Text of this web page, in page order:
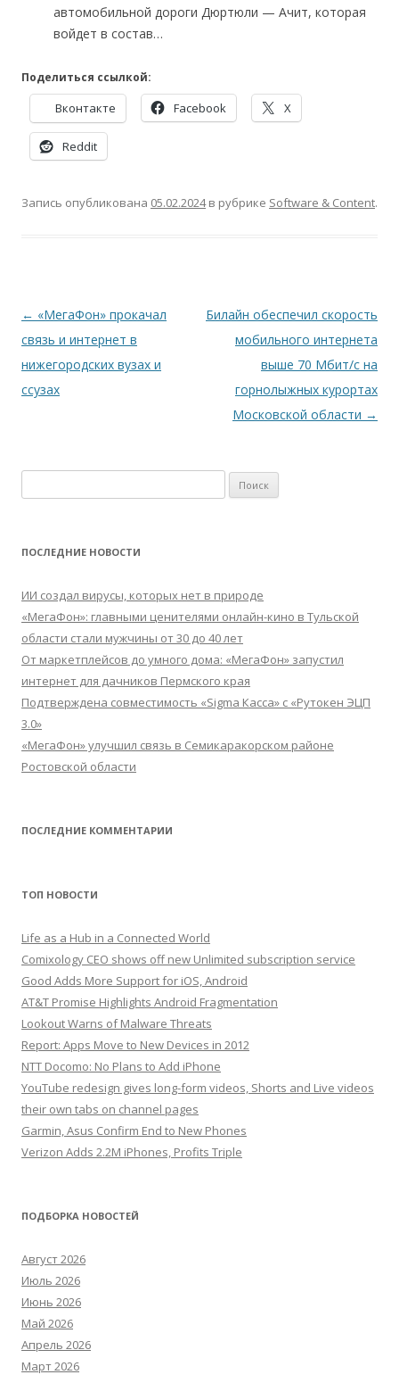
автомобильной дороги Дюртюли — Ачит, которая
войдет в состав…
Поделиться ссылкой:
Вконтакте Facebook X
Reddit
Запись опубликована 05.02.2024в рубрике Software & Content.
Навигация
по
записям
← «МегаФон» прокачал
связь и интернет в
нижегородских вузах и
сcузах
Билайн обеспечил скорость
мобильного интернета
выше 70 Мбит/с на
горнолыжных курортах
Московской области →
ПОСЛЕДНИЕ НОВОСТИ
ИИ создал вирусы, которых нет в природе
«МегаФон»: главными ценителями онлайн-кино в Тульской
области стали мужчины от 30 до 40 лет
От маркетплейсов до умного дома: «МегаФон» запустил
интернет для дачников Пермского края
Подтверждена совместимость «Sigma Касса» с «Рутокен ЭЦП
3.0»
«МегаФон» улучшил связь в Семикаракорском районе
Ростовской области
ПОСЛЕДНИЕ КОММЕНТАРИИ
ТОП НОВОСТИ
Life as a Hub in a Connected World
Comixology CEO shows off new Unlimited subscription service
Good Adds More Support for iOS, Android
AT&T Promise Highlights Android Fragmentation
Lookout Warns of Malware Threats
Report: Apps Move to New Devices in 2012
NTT Docomo: No Plans to Add iPhone
YouTube redesign gives long-form videos, Shorts and Live videos
their own tabs on channel pages
Garmin, Asus Confirm End to New Phones
Verizon Adds 2.2M iPhones, Profits Triple
ПОДБОРКА НОВОСТЕЙ
Август 2026
Июль 2026
Июнь 2026
Май 2026
Апрель 2026
Март 2026